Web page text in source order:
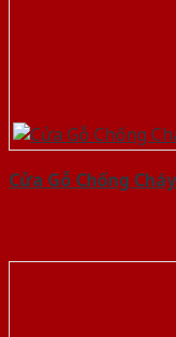
Cửa Gỗ Chống